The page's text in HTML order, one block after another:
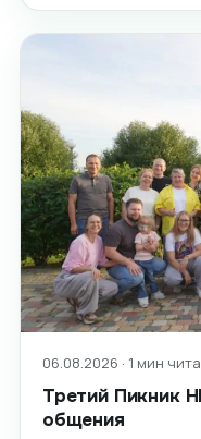
06.08.2026 · 1 мин
Третий Пикник
общения